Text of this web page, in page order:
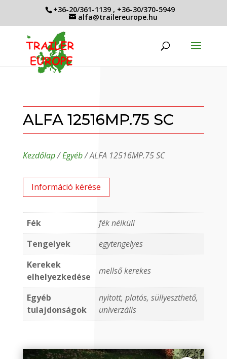
+36-20/361-1139 , +36-30/370-5949
alfa@trailereurope.hu
ALFA 12516MP.75 SC
Kezdőlap/Egyéb/ ALFA 12516MP.75 SC
Információ kérése
Fék
fék nélküli
Tengelyek
egytengelyes
Kerekek
elhelyezkedése
mellső kerekes
Egyéb
tulajdonságok
nyitott, platós, süllyeszthető,
univerzális